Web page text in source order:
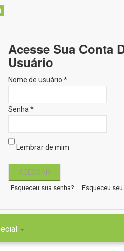
Acesse Sua Conta
Usuário
Nome de usuário *
Senha *
Lembrar de mim
Esqueceu sua senha? Esqueceu